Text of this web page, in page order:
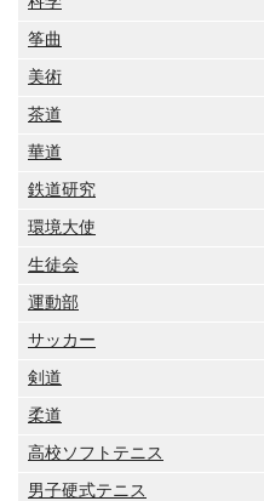
筝曲
美術
茶道
華道
鉄道研究
環境大使
生徒会
運動部
サッカー
剣道
柔道
高校ソフトテニス
男子硬式テニス